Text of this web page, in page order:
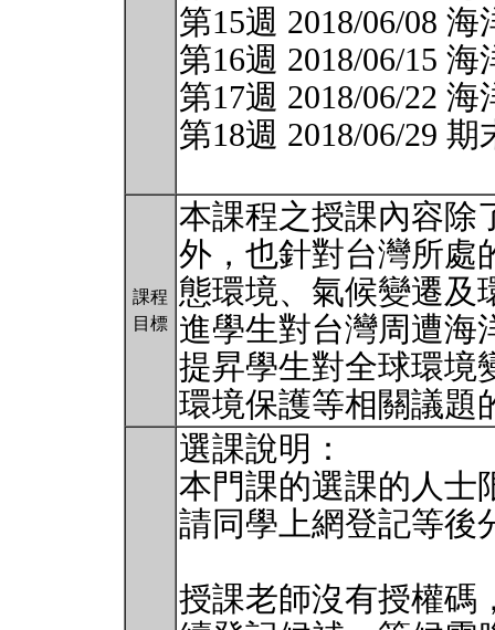
第15週 2018/06/08
第16週 2018/06/15
第17週 2018/06/22
第18週 2018/06/29
課程
目標
本課程之授課內容除
外，也針對台灣所處
態環境、氣候變遷及
進學生對台灣周遭海
提昇學生對全球環境
環境保護等相關議
選課說明：
本門課的選課的人士
請同學上網登記等後
授課老師沒有授權碼